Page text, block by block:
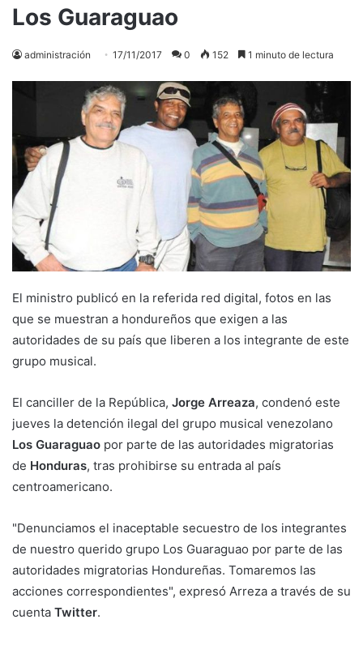
Los Guaraguao
administración 17/11/2017 0 152 1 minuto de lectura
El ministro publicó en la referida red digital, fotos en las
que se muestran a hondureños que exigen a las
autoridades de su país que liberen a los integrante de este
grupo musical.
El canciller de la República, Jorge Arreaza, condenó este
jueves la detención ilegal del grupo musical venezolano
Los Guaraguao por parte de las autoridades migratorias
de Honduras, tras prohibirse su entrada al país
centroamericano.
"Denunciamos el inaceptable secuestro de los integrantes
de nuestro querido grupo Los Guaraguao por parte de las
autoridades migratorias Hondureñas. Tomaremos las
acciones correspondientes", expresó Arreza a través de su
cuenta Twitter.